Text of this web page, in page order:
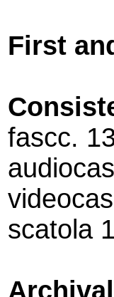
First
fascc.
scatola